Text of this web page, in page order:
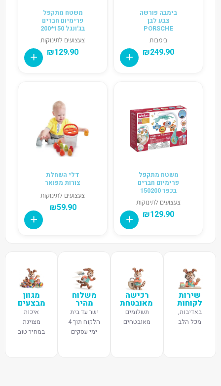
בימבה פורשה
צבע לבן
PORSCHE
בימבות
₪249.90
משטח מתקפל
פרימיום חברים
בג'ונגל 150*200
צעצועים לתינוקות
₪129.90
משטח מתקפל
פרימיום חברים
בכפר 150200
צעצועים לתינוקות
₪129.90
דלי השחלת
צורות מפואר
צעצועים לתינוקות
₪59.90
שירות
לקוחות
באדיבות,
מכל הלב
רכישה
מאובטחת
תשלומים
מאובטחים
משלוח
מהיר
ישר עד בית
הלקוח תוך 4
ימי עסקים
מגוון
מבצעים
איכות
מצוינת
במחיר טוב